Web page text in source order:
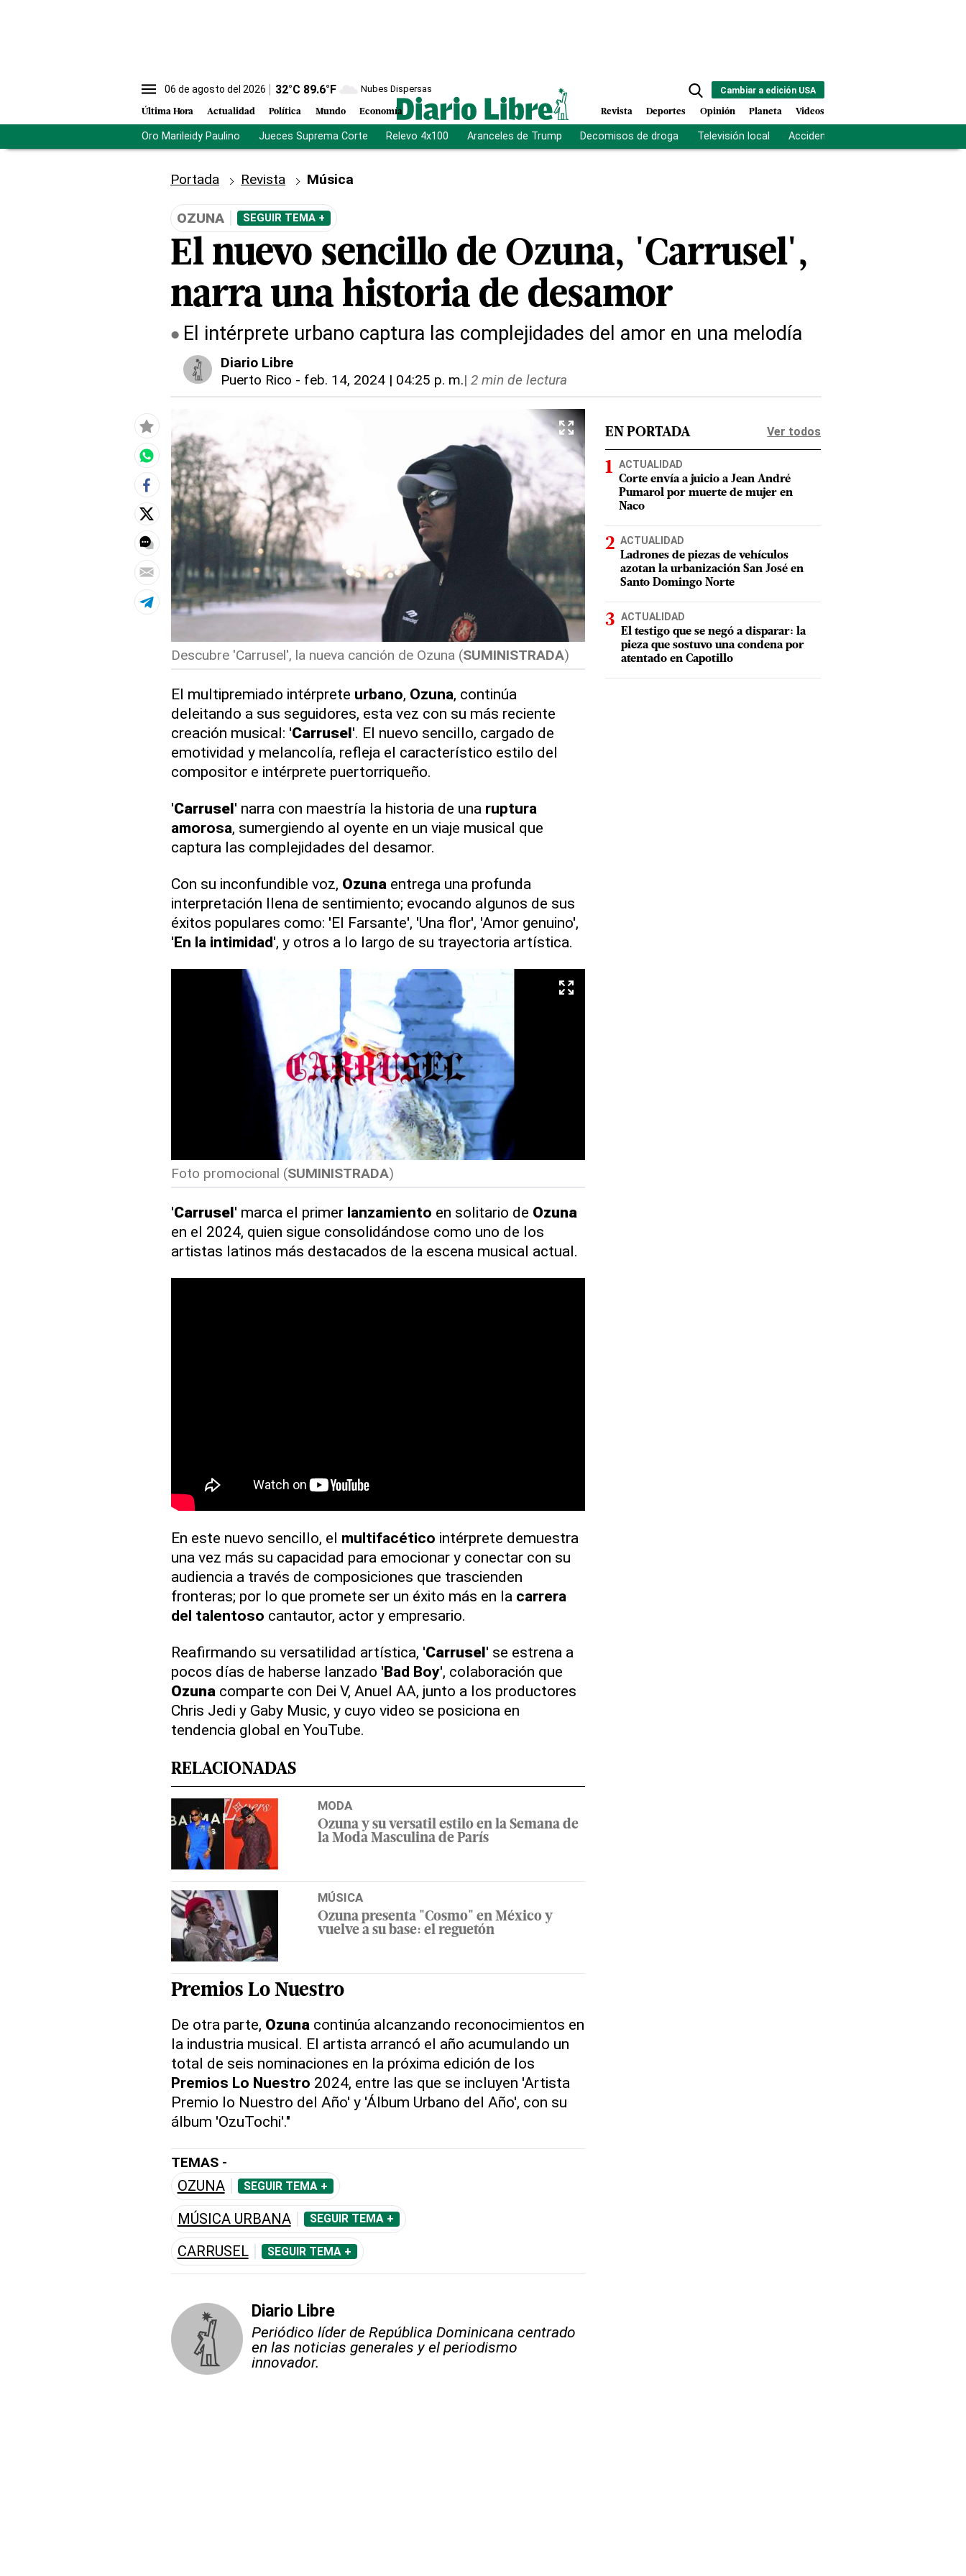
06 de agosto del 2026 32°C 89.6°F Nubes Dispersas
Última Hora Actualidad Política Mundo Economía
Cambiar a edición USA
Revista Deportes Opinión Planeta Videos
Oro Marileidy Paulino Jueces Suprema Corte Relevo 4x100 Aranceles de Trump Decomisos de droga Televisión local Accidente Los Ríos
Portada Revista Música
OZUNA SEGUIR TEMA +
El nuevo sencillo de Ozuna, 'Carrusel',
narra una historia de desamor
El intérprete urbano captura las complejidades del amor en una melodía
Diario Libre
Puerto Rico - feb. 14, 2024 | 04:25 p. m.| 2 min de lectura
Descubre 'Carrusel', la nueva canción de Ozuna (SUMINISTRADA)
El multipremiado intérprete urbano, Ozuna, continúa
deleitando a sus seguidores, esta vez con su más reciente
creación musical: 'Carrusel'. El nuevo sencillo, cargado de
emotividad y melancolía, refleja el característico estilo del
compositor e intérprete puertorriqueño.
'Carrusel' narra con maestría la historia de una ruptura
amorosa, sumergiendo al oyente en un viaje musical que
captura las complejidades del desamor.
Con su inconfundible voz, Ozuna entrega una profunda
interpretación llena de sentimiento; evocando algunos de sus
éxitos populares como: 'El Farsante', 'Una flor', 'Amor genuino',
'En la intimidad', y otros a lo largo de su trayectoria artística.
Foto promocional (SUMINISTRADA)
'Carrusel' marca el primer lanzamiento en solitario de Ozuna
en el 2024, quien sigue consolidándose como uno de los
artistas latinos más destacados de la escena musical actual.
En este nuevo sencillo, el multifacético intérprete demuestra
una vez más su capacidad para emocionar y conectar con su
audiencia a través de composiciones que trascienden
fronteras; por lo que promete ser un éxito más en la carrera
del talentoso cantautor, actor y empresario.
Reafirmando su versatilidad artística, 'Carrusel' se estrena a
pocos días de haberse lanzado 'Bad Boy', colaboración que
Ozunacomparte con Dei V, Anuel AA, junto a los productores
Chris Jedi y Gaby Music, y cuyo video se posiciona en
tendencia global en YouTube.
RELACIONADAS
MODA
Ozuna y su versatil estilo en la Semana de
la Moda Masculina de París
MÚSICA
Ozuna presenta "Cosmo" en México y
vuelve a su base: el reguetón
Premios Lo Nuestro
De otra parte, Ozunacontinúa alcanzando reconocimientos en
la industria musical. El artista arrancó el año acumulando un
total de seis nominaciones en la próxima edición de los
Premios Lo Nuestro 2024, entre las que se incluyen 'Artista
Premio lo Nuestro del Año' y 'Álbum Urbano del Año', con su
álbum 'OzuTochi'."
TEMAS -
OZUNA SEGUIR TEMA +
MÚSICA URBANA SEGUIR TEMA +
CARRUSEL SEGUIR TEMA +
Diario Libre
Periódico líder de República Dominicana centrado
en las noticias generales y el periodismo
innovador.
EN PORTADA Ver todos
ACTUALIDAD
Corte envía a juicio a Jean André
Pumarol por muerte de mujer en
Naco
ACTUALIDAD
Ladrones de piezas de vehículos
azotan la urbanización San José en
Santo Domingo Norte
ACTUALIDAD
El testigo que se negó a disparar: la
pieza que sostuvo una condena por
atentado en Capotillo